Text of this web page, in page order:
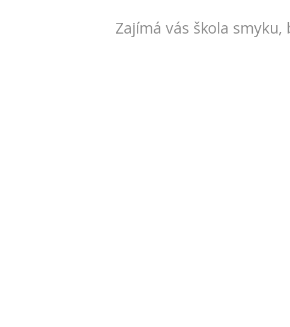
Zajímá vás škola